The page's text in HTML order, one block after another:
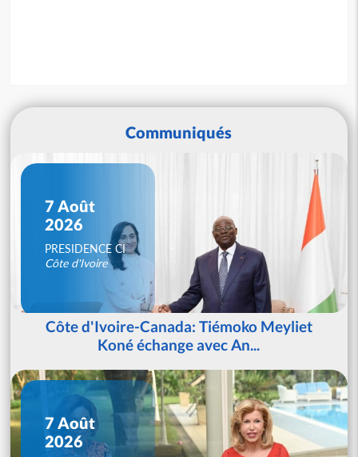
Communiqués
7 Août
2026
PRESIDENCE CI
Côte d'Ivoire
Côte d'Ivoire-Canada: Tiémoko Meyliet
Koné échange avec An...
7 Août
2026